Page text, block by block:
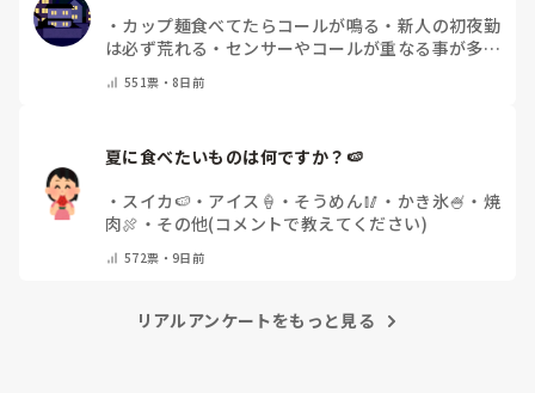
介護職が気になる、且つ現職が副業オッケーなら、介護の単発
バイトをして介護職に対する気持ちを埋めても良いのではない
でしょうか？
・ カップ麺食べてたらコールが鳴る ・ 新人の初夜勤
は必ず荒れる ・ センサーやコールが重なる事が多
い
転倒があると続く
さ ・特にありません
551票・ 8日前
夏に食べたいものは何ですか？🍉
・ スイカ🍉 ・ アイス🍦 ・ そうめん🥢 ・ かき氷🍧 ・ 焼
肉🍖 ・ その他(コメントで教えてください)
572票・9日前
リアルアンケートをもっと見る